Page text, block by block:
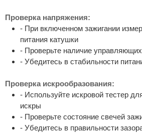
Проверка напряжения:
- При включенном зажигании
питания катушки
- Проверьте наличие
- Убедитесь в стабильности
Проверка искрообразования:
- Используйте искровой тестер
искры
- Проверьте состояние свечей
- Убедитесь в правильности